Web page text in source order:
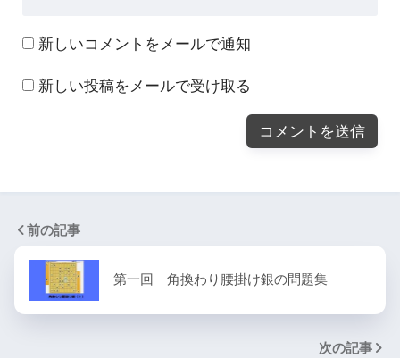
新しいコメントをメールで通知
新しい投稿をメールで受け取る
前の記事
第一回 角換わり腰掛け銀の問題集
次の記事